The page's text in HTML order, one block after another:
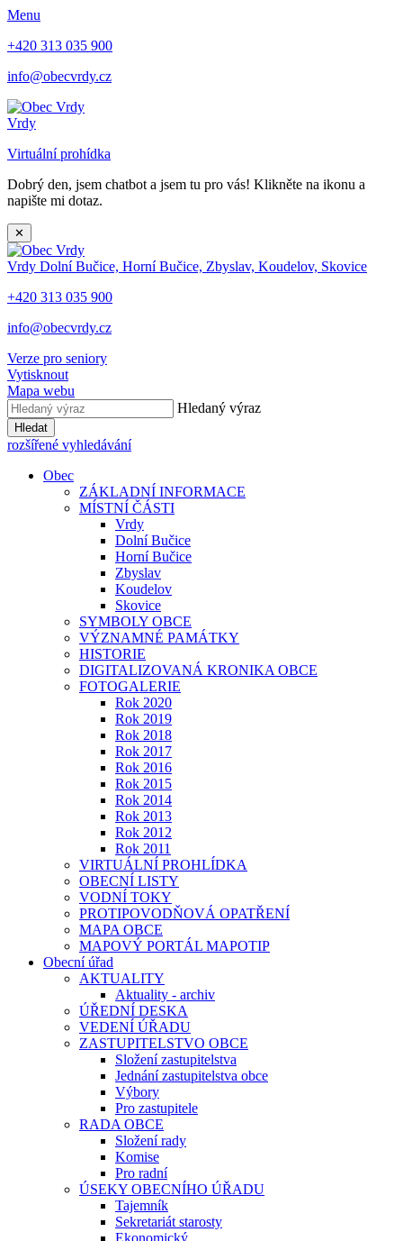
Menu
+420 313 035 900
info@obecvrdy.cz
Vrdy
Virtuální prohídka
Dobrý den, jsem chatbot a jsem tu pro vás! Klikněte na ikonu a
napište mi dotaz.
✕
Vrdy Dolní Bučice, Horní Bučice, Zbyslav, Koudelov, Skovice
+420 313 035 900
info@obecvrdy.cz
Verze pro seniory
Vytisknout
Mapa webu
Hledaný výraz
Hledat
rozšířené vyhledávání
Obec
ZÁKLADNÍ INFORMACE
MÍSTNÍ ČÁSTI
Vrdy
Dolní Bučice
Horní Bučice
Zbyslav
Koudelov
Skovice
SYMBOLY OBCE
VÝZNAMNÉ PAMÁTKY
HISTORIE
DIGITALIZOVANÁ KRONIKA OBCE
FOTOGALERIE
Rok 2020
Rok 2019
Rok 2018
Rok 2017
Rok 2016
Rok 2015
Rok 2014
Rok 2013
Rok 2012
Rok 2011
VIRTUÁLNÍ PROHLÍDKA
OBECNÍ LISTY
VODNÍ TOKY
PROTIPOVODŇOVÁ OPATŘENÍ
MAPA OBCE
MAPOVÝ PORTÁL MAPOTIP
Obecní úřad
AKTUALITY
Aktuality - archiv
ÚŘEDNÍ DESKA
VEDENÍ ÚŘADU
ZASTUPITELSTVO OBCE
Složení zastupitelstva
Jednání zastupitelstva obce
Výbory
Pro zastupitele
RADA OBCE
Složení rady
Komise
Pro radní
ÚSEKY OBECNÍHO ÚŘADU
Tajemník
Sekretariát starosty
Ekonomický